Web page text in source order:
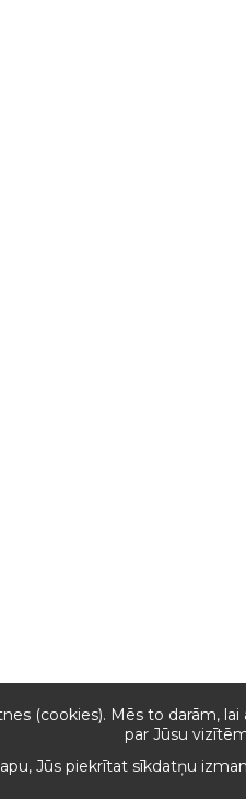
(cookies). Mēs to darām,
par Jūsu
Jūs piekrītat sīkdatņu